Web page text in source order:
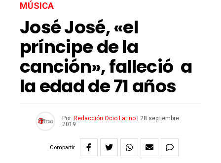
MÚSICA
José José, «el
príncipe de la
canción», falleció a
la edad de 71 años
Por Redacción Ocio Latino
28 septiembre
2019
Compartir